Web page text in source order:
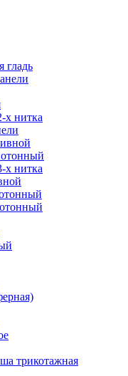
гладь
х нитка
х нитка
трикотажная